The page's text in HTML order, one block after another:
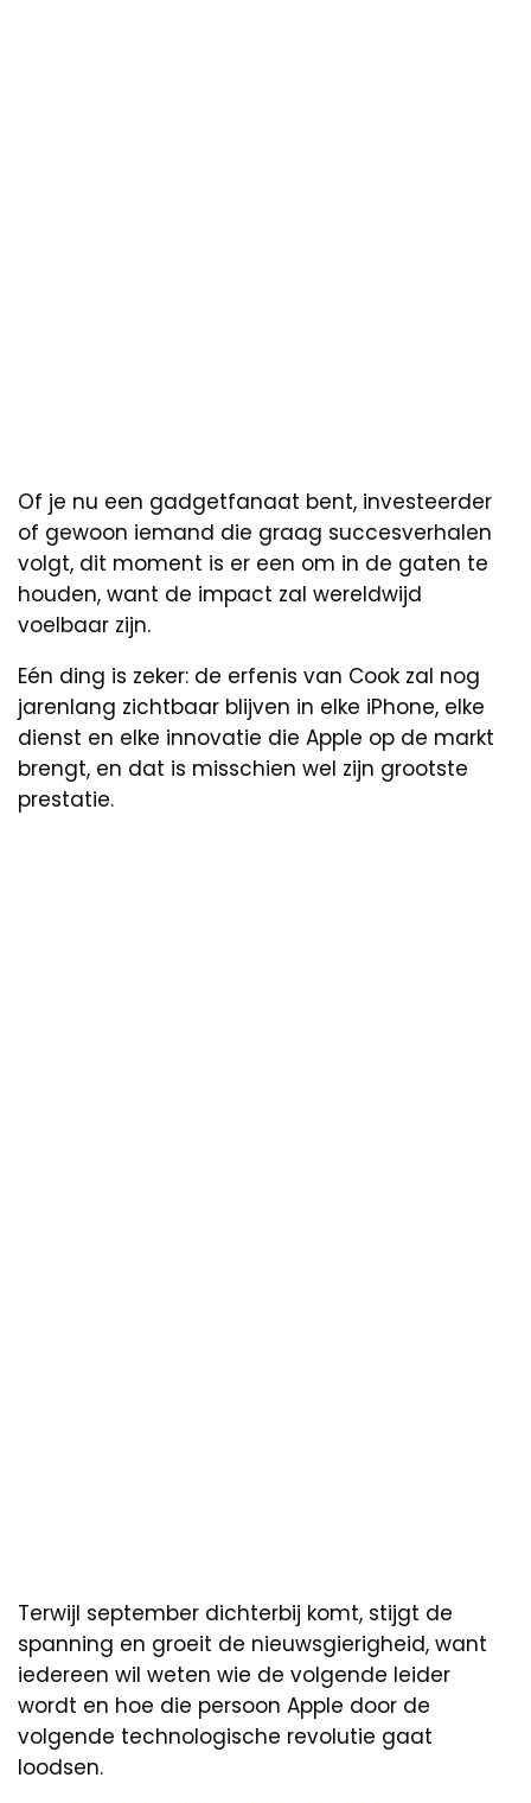
Of je nu een gadgetfanaat bent, investeerder
of gewoon iemand die graag succesverhalen
volgt, dit moment is er een om in de gaten te
houden, want de impact zal wereldwijd
voelbaar zijn.
Eén ding is zeker: de erfenis van Cook zal nog
jarenlang zichtbaar blijven in elke iPhone, elke
dienst en elke innovatie die Apple op de markt
brengt, en dat is misschien wel zijn grootste
prestatie.
Terwijl september dichterbij komt, stijgt de
spanning en groeit de nieuwsgierigheid, want
iedereen wil weten wie de volgende leider
wordt en hoe die persoon Apple door de
volgende technologische revolutie gaat
loodsen.